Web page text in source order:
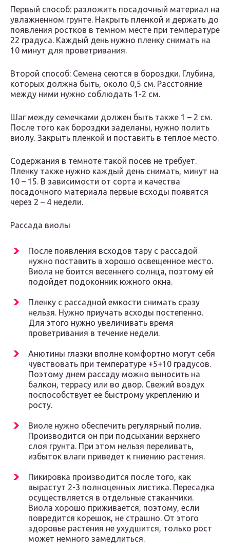
Первый способ: разложить посадочный материал на
увлажненном грунте. Накрыть пленкой и держать до
появления ростков в темном месте при температуре
22 градуса. Каждый день нужно пленку снимать на
10 минут для проветривания.
Второй способ: Семена сеются в бороздки. Глубина,
которых должна быть, около 0,5 см. Расстояние
между ними нужно соблюдать 1-2 см.
Шаг между семечками должен быть также 1 – 2 см.
После того как бороздки заделаны, нужно полить
виолу. Закрыть пленкой и поставить в теплое место.
Содержания в темноте такой посев не требует.
Пленку также нужно каждый день снимать, минут на
10 – 15. В зависимости от сорта и качества
посадочного материала первые всходы появятся
через 2 – 4 недели.
Рассада виолы
После появления всходов тару с рассадой
нужно поставить в хорошо освещенное место.
Виола не боится весеннего солнца, поэтому ей
подойдет подоконник южного окна.
Пленку с рассадной емкости снимать сразу
нельзя. Нужно приучать всходы постепенно.
Для этого нужно увеличивать время
проветривания в течение недели.
Анютины глазки вполне комфортно могут себя
чувствовать при температуре +5+10 градусов.
Поэтому днем рассаду можно выносить на
балкон, террасу или во двор. Свежий воздух
поспособствует ее быстрому укреплению и
росту.
Виоле нужно обеспечить регулярный полив.
Производится он при подсыхании верхнего
слоя грунта. При этом нельзя переливать,
избыток влаги приведет к гниению растения.
Пикировка производится после того, как
вырастут 2-3 полноценных листика. Пересадка
осуществляется в отдельные стаканчики.
Виола хорошо приживается, поэтому, если
повредится корешок, не страшно. От этого
здоровье растения не ухудшится, только рост
может немного замедлиться.